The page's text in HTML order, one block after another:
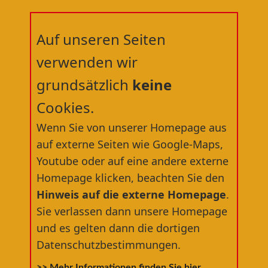
Willkommen in der
RÄDERWERFT®
dem nördlichsten Fahrradfachgeschäft
Deutschlands
Auf unseren Seiten
verwenden wir
grundsätzlich keine
Cookies.
Wenn Sie von unserer Homepage aus
auf externe Seiten wie Google-Maps,
Youtube oder auf eine andere externe
Homepage klicken, beachten Sie den
Hinweis auf die externe Homepage.
Sie verlassen dann unsere Homepage
und es gelten dann die dortigen
Datenschutzbestimmungen.